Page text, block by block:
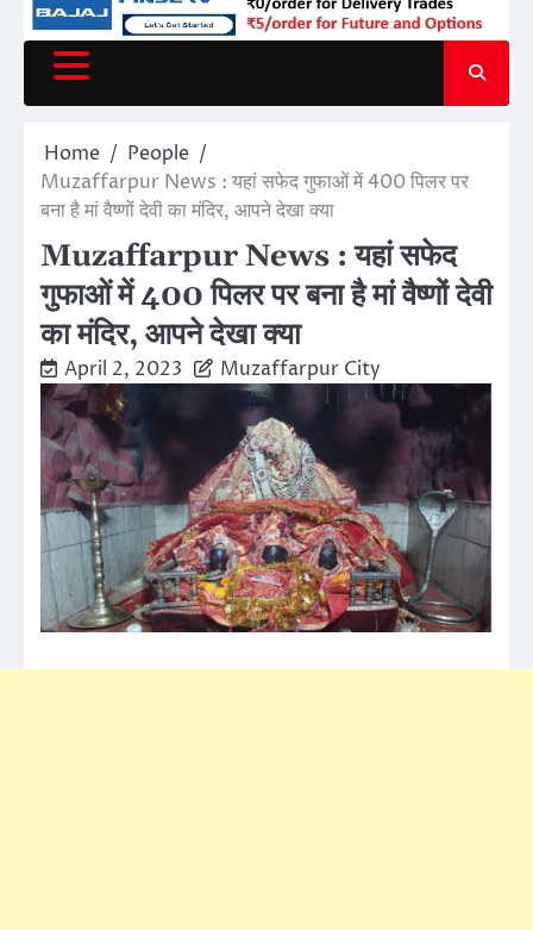
Home
People
Muzaffarpur News : यहां सफेद गुफाओं में 400 पिलर पर
बना है मां वैष्णों देवी का मंदिर, आपने देखा क्या
Muzaffarpur News : यहां सफेद
गुफाओं में 400 पिलर पर बना है मां वैष्णों देवी
का मंदिर, आपने देखा क्या
April 2, 2023 Muzaffarpur City